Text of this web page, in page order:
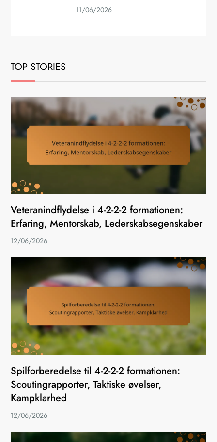
11/06/2026
TOP STORIES
Veteranindflydelse i 4-2-2-2 formationen:
Erfaring, Mentorskab, Lederskabsegenskaber
12/06/2026
Spilforberedelse til 4-2-2-2 formationen:
Scoutingrapporter, Taktiske øvelser,
Kampklarhed
12/06/2026